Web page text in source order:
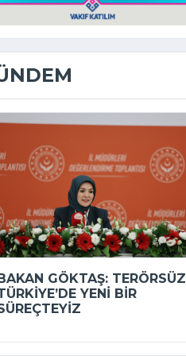
GÖKTAŞ: TERÖRSÜZ
YENI BIR